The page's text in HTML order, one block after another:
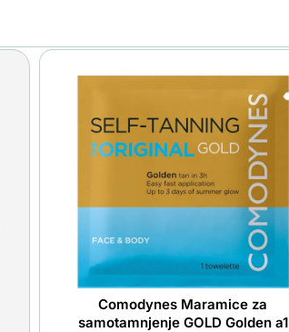
Comodynes Maramice za
samotamnjenje GOLD Golden a1